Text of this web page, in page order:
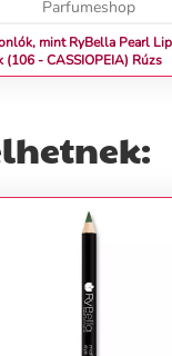
Parfumeshop
mint RyBella Pearl Lip
Stick (106 - CASSIOPEIA) Rúzs